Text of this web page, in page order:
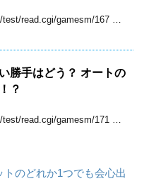
read.cgi/gamesm/167 …
勝手はどう？ オートの
？
read.cgi/gamesm/171 …
のどれか1つでも会心出